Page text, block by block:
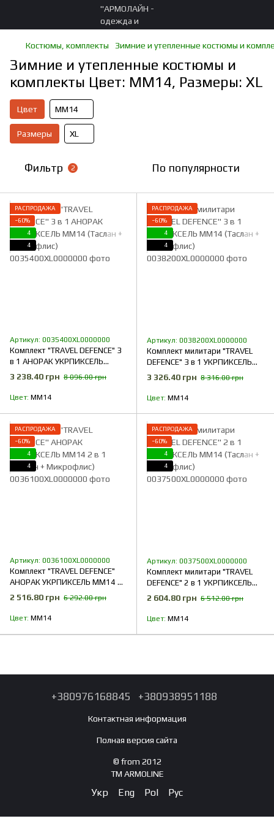
Костюмы, комплекты Зимние и утепленные костюмы и
Зимние и утепленные костюмы и
комплекты Цвет: ММ14, Размеры: XL
Цвет ММ14
Размеры XL
Фильтр 2 По популярности
РАСПРОДАЖА
−60%
4
4
Артикул: 0035400XL0000000
Комплект "TRAVEL DEFENCE" 3
в 1 АНОРАК УКРПИКСЕЛЬ
ММ14 (Таслан + Микрофлис)
3 238.40 грн 8 096.00 грн
Цвет ММ14
РАСПРОДАЖА
−60%
4
4
Артикул: 0038200XL0000000
Комплект милитари "TRAVEL
DEFENCE" 3 в 1 УКРПИКСЕЛЬ
ММ14 (Таслан + Микрофлис)
3 326.40 грн 8 316.00 грн
Цвет ММ14
РАСПРОДАЖА
−60%
4
4
Артикул: 0036100XL0000000
Комплект "TRAVEL DEFENCE"
АНОРАК УКРПИКСЕЛЬ ММ14 2
в 1 (Таслан + Микрофлис)
2 516.80 грн 6 292.00 грн
Цвет ММ14
РАСПРОДАЖА
−60%
4
4
Артикул: 0037500XL0000000
Комплект милитари "TRAVEL
DEFENCE" 2 в 1 УКРПИКСЕЛЬ
ММ14 (Таслан + Микрофлис)
2 604.80 грн 6 512.00 грн
Цвет ММ14
+380976168845 +380938951188
Контактная информация
Полная версия сайта
© from 2012
TM ARMOLINE
Укр Eng Pol Рус